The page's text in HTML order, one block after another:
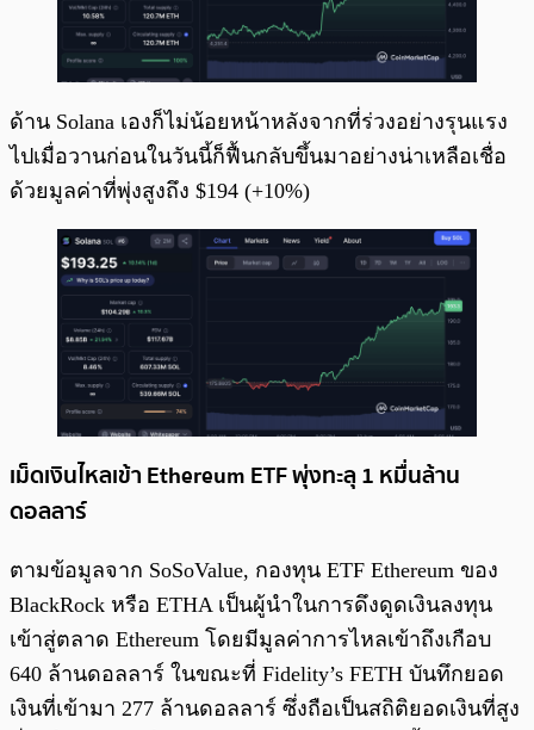
ด้าน Solana เองก็ไม่น้อยหน้าหลังจากที่ร่วงอย่างรุนแรง
ไปเมื่อวานก่อนในวันนี้ก็ฟื้นกลับขึ้นมาอย่างน่าเหลือเชื่อ
ด้วยมูลค่าที่พุ่งสูงถึง $194 (+10%)
เม็ดเงินไหลเข้า Ethereum ETF พุ่งทะลุ 1 หมื่นล้าน
ดอลลาร์
ตามข้อมูลจาก SoSoValue, กองทุน ETF Ethereum ของ
BlackRock หรือ ETHA เป็นผู้นำในการดึงดูดเงินลงทุน
เข้าสู่ตลาด Ethereum โดยมีมูลค่าการไหลเข้าถึงเกือบ
640 ล้านดอลลาร์ ในขณะที่ Fidelity’s FETH บันทึกยอด
เงินที่เข้ามา 277 ล้านดอลลาร์ ซึ่งถือเป็นสถิติยอดเงินที่สูง